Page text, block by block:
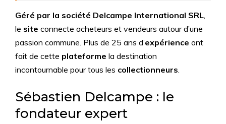
Géré par la société Delcampe International SRL,
le site connecte acheteurs et vendeurs autour d’une
passion commune. Plus de 25 ans d’expérience ont
fait de cette plateforme la destination
incontournable pour tous les collectionneurs.
Sébastien Delcampe : le
fondateur expert